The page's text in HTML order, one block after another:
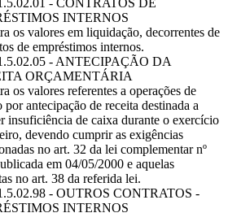
INTERNOS
os valores em liquidação, decorrentes de
de empréstimos internos.
- ANTECIPAÇÃO DA
ORÇAMENTÁRIA
os valores referentes a operações de
por antecipação de receita destinada a
insuficiência de caixa durante o exercício
devendo cumprir as exigências
no art. 32 da lei complementar nº
em 04/05/2000 e aquelas
no art. 38 da referida lei.
- OUTROS CONTRATOS -
INTERNOS